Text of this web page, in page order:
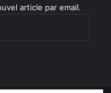
article par email.